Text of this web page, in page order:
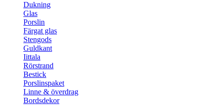
Dukning
Glas
Porslin
Färgat glas
Stengods
Guldkant
Iittala
Rörstrand
Bestick
Porslinspaket
Linne & överdrag
Bordsdekor